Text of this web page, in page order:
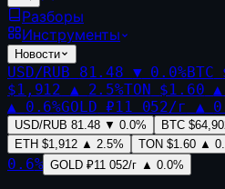
Разборы
Инструменты
Новости
USD/RUB 81.48 ▼ 0.0%BTC
$1,912 ▲ 2.5%TON $1.60 ▲
▲
0.6%GOLD ₽11 052/г ▲
USD/RUB 81.48 ▼ 0.0% BTC
ETH $1,912 ▲ 2.5% TON $1.60 ▲
0.6% GOLD ₽11 052/г ▲ 0.0%